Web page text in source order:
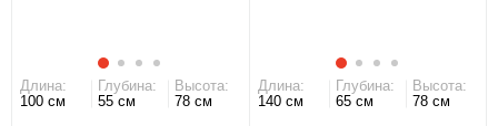
Длина:
100 см
Глубина:
55 см
Высота:
78 см
Длина:
140 см
Глубина:
65 см
Высота:
78 см